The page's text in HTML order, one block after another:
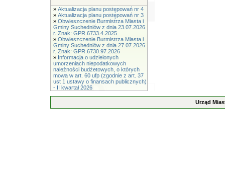
» Aktualizacja planu postępowań nr 4
» Aktualizacja planu postępowań nr 3
» Obwieszczenie Burmistrza Miasta i
Gminy Suchedniów z dnia 23.07.2026
r. Znak: GPR.6733.4.2025
» Obwieszczenie Burmistrza Miasta i
Gminy Suchedniów z dnia 27.07.2026
r. Znak: GPR.6730.97.2026
» Informacja o udzielonych
umorzeniach niepodatkowych
należności budżetowych, o których
mowa w art. 60 ufp (zgodnie z art. 37
ust 1 ustawy o finansach publicznych)
- II kwartał 2026
Urząd